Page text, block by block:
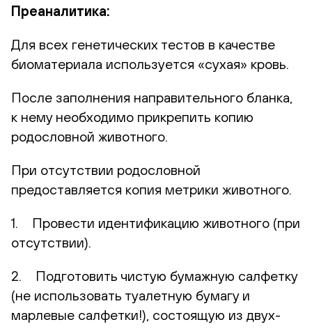
Преаналитика:
Для всех генетических тестов в качестве
биоматериала используется «сухая» кровь.
После заполнения направительного бланка,
к нему необходимо прикрепить копию
родословной животного.
При отсутствии родословной
предоставляется копия метрики животного.
1. Провести идентификацию животного (при
отсутствии).
2. Подготовить чистую бумажную салфетку
(не использовать туалетную бумагу и
марлевые салфетки!), состоящую из двух-